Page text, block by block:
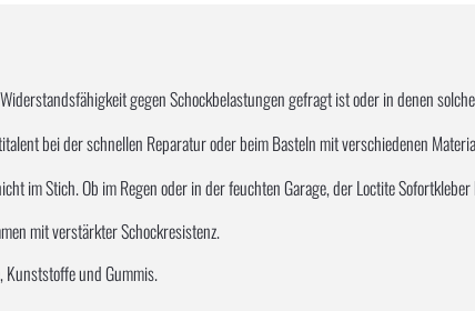
gegen Schockbelastungen gefragt ist oder in denen
bei der schnellen Reparatur oder beim Basteln mit verschiedenen
im Stich. Ob im Regen oder in der feuchten Garage, der Loctite
mit verstärkter Schockresistenz.
und Gummis.